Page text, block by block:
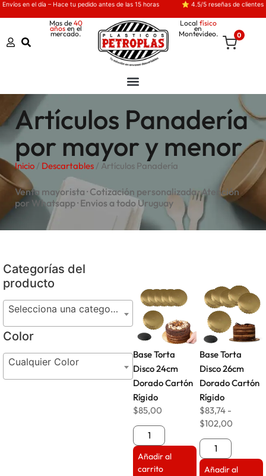
Envíos en el día – Hace tu pedido antes de las 15 horas ⭐ 4.5/5 reseñas de clientes
Mas de 40
añosen el
mercado.
Local físico
en
Montevideo. 0
Artículos Panadería
por mayor y menor
Inicio / Descartables / Artículos Panadería
Venta mayorista · Cotización personalizada · Atención
por Whatsapp · Envios a todo Uruguay
Categorías del
producto
Selecciona una categoría
Color
Cualquier Color
Base Torta
Disco 24cm
Dorado Cartón
Rígido
$85,00
Añadir al
carrito
Base Torta
Disco 26cm
Dorado Cartón
Rígido
$83,74 -
$102,00
Añadir al